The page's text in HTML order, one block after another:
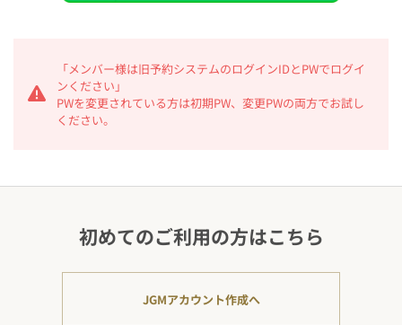
「メンバー様は旧予約システムのログインIDとPWでログイ
ンください」
PWを変更されている方は初期PW、変更PWの両方でお試し
ください。
初めてのご利用の方はこちら
JGMアカウント作成へ